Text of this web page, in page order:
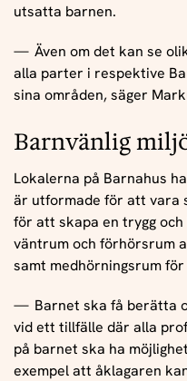
utsatta barnen.
Även om det kan se
alla parter i respektive
sina områden, säger
Barnvänlig
Lokalerna på Barnahus
är utformade för att vara
för att skapa en trygg
väntrum och förhörsrum
samt medhörningsrum
Barnet ska få berätta
vid ett tillfälle där alla
på barnet ska ha
exempel att åklagaren